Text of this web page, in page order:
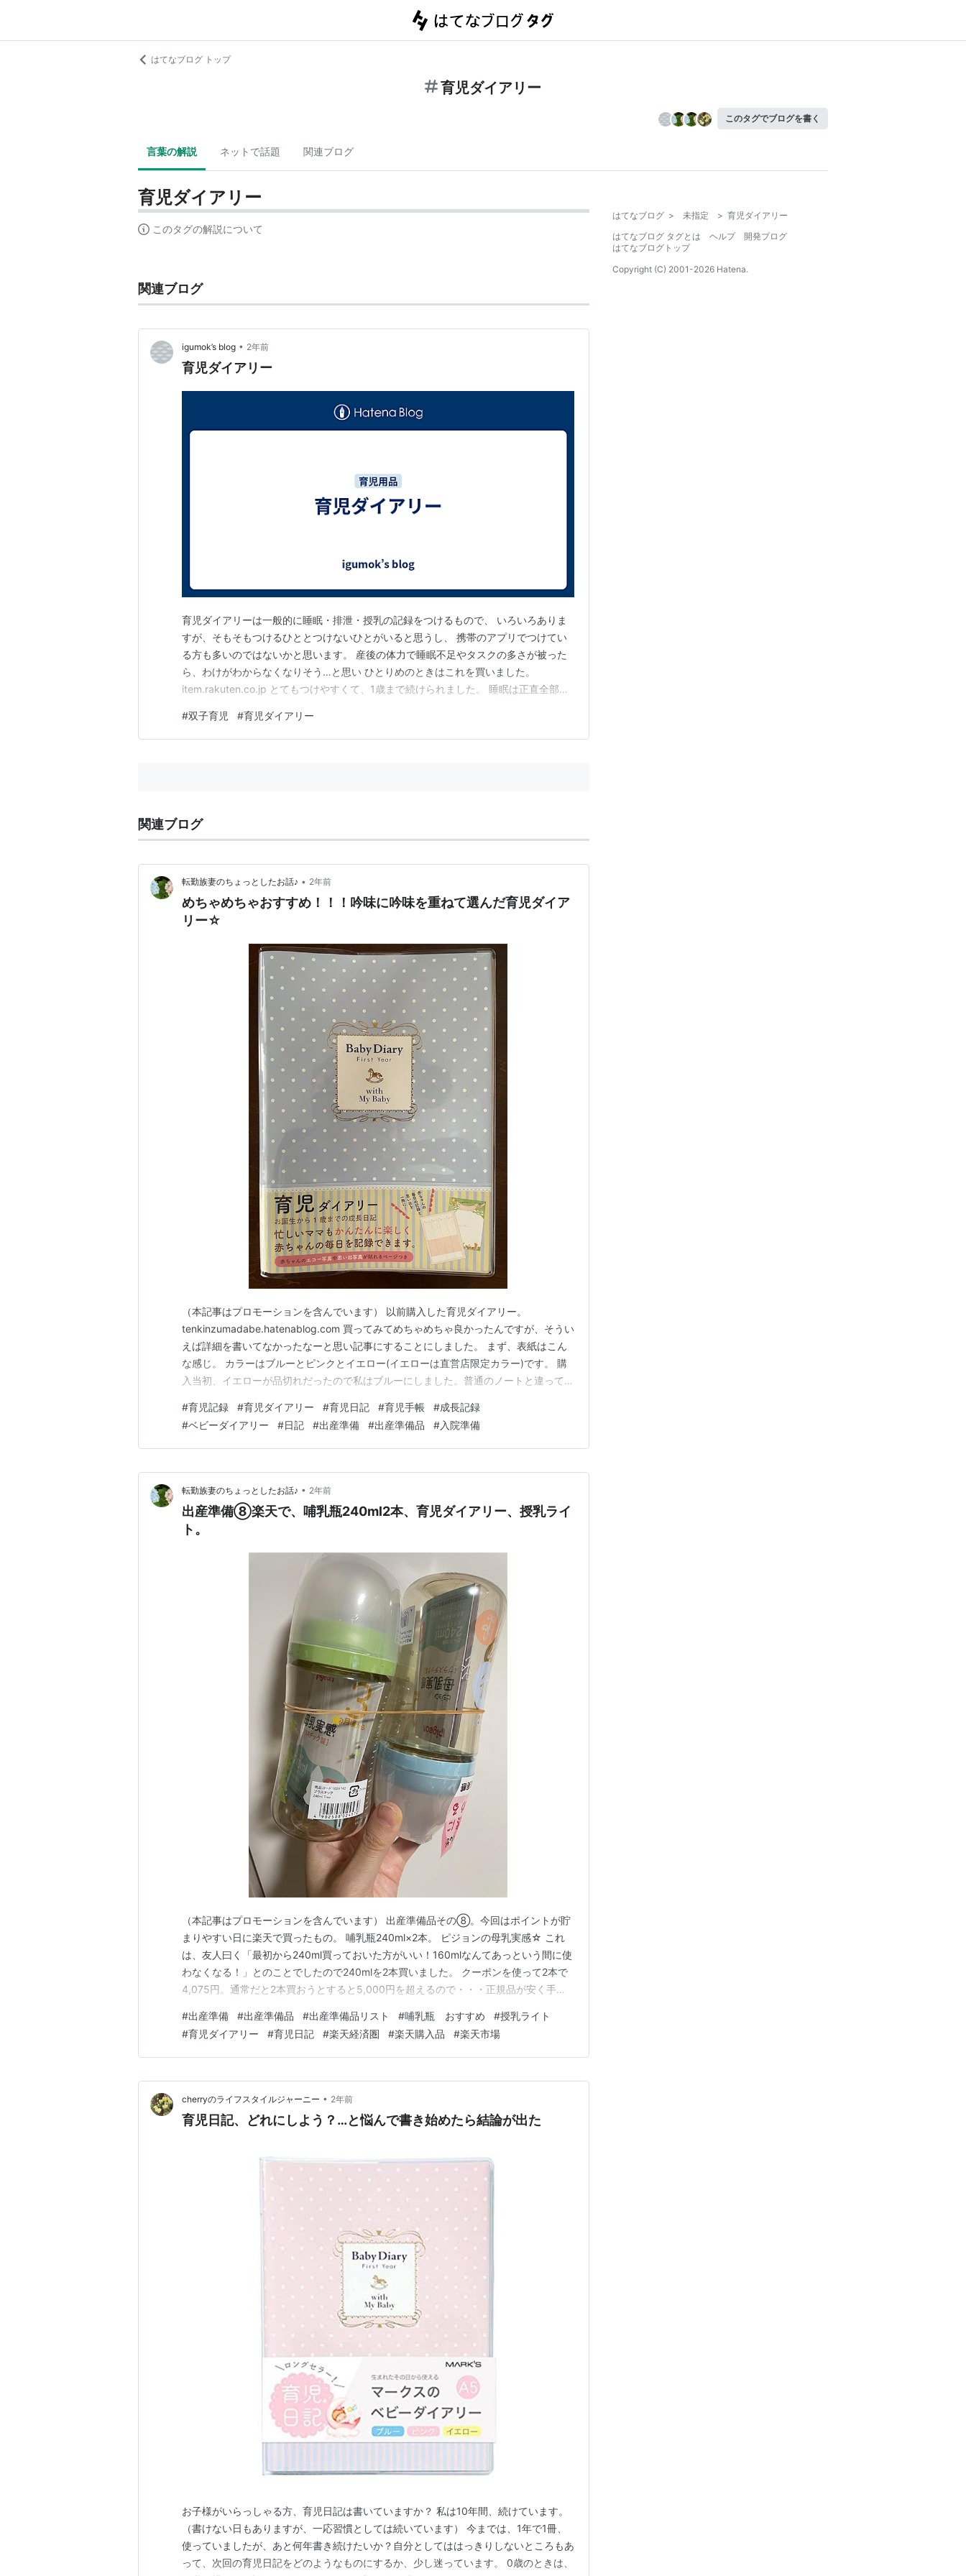
はてなブログ トップ
育児ダイアリー
このタグでブログを書く
言葉の解説 ネットで話題 関連ブログ
育児ダイアリー
このタグの解説について
関連ブログ
igumok’s blog • 2年前
育児ダイアリー
育児ダイアリーは一般的に睡眠・排泄・授乳の記録をつけるもので、 いろいろありま
すが、そもそもつけるひととつけないひとがいると思うし、 携帯のアプリでつけてい
る方も多いのではないかと思います。 産後の体力で睡眠不足やタスクの多さが被った
ら、わけがわからなくなりそう…と思い ひとりめのときはこれを買いました。
item.rakuten.co.jp とてもつけやすくて、1歳まで続けられました。 睡眠は正直全部は
け、という感じになりましたが… 携帯も考えたのですが、いつもテーブルにおいてお
けばぱっと見て目に入り、 夫とも共有し…
#双子育児 #育児ダイアリー
関連ブログ
転勤族妻のちょっとしたお話♪ • 2年前
めちゃめちゃおすすめ！！！吟味に吟味を重ねて選んだ育児ダイア
リー☆
（本記事はプロモーションを含んでいます） 以前購入した育児ダイアリー。
tenkinzumadabe.hatenablog.com 買ってみてめちゃめちゃ良かったんですが、そうい
えば詳細を書いてなかったなーと思い記事にすることにしました。 まず、表紙はこん
な感じ。 カラーはブルーとピンクとイエロー(イエローは直営店限定カラー)です。 購
入当初、イエローが品切れだったので私はブルーにしました。普通のノートと違ってダ
るし、授乳とかの記録も書きやすそうな感じ。 妊娠中の記録も書けます。 私はコピー
をしたエコー写真を貼りまし…
#育児記録 #育児ダイアリー #育児日記 #育児手帳 #成長記録
#ベビーダイアリー #日記 #出産準備 #出産準備品 #入院準備
転勤族妻のちょっとしたお話♪ • 2年前
出産準備⑧楽天で、哺乳瓶240ml2本、育児ダイアリー、授乳ライ
ト。
（本記事はプロモーションを含んでいます） 出産準備品その⑧。今回はポイントが貯
まりやすい日に楽天で買ったもの。 哺乳瓶240ml×2本。 ピジョンの母乳実感☆ これ
は、友人曰く「最初から240ml買っておいた方がいい！160mlなんてあっという間に使
わなくなる！」とのことでしたので240mlを2本買いました。 クーポンを使って2本で
4,075円。通常だと2本買おうとすると5,000円を超えるので・・・正規品が安く手に
ト)【母乳実感】価格: 4675 円楽天で詳細を見る そして、育児ダイアリー。 これは、
すっ…
#出産準備 #出産準備品 #出産準備品リスト #哺乳瓶 おすすめ #授乳ライト
#育児ダイアリー #育児日記 #楽天経済圏 #楽天購入品 #楽天市場
cherryのライフスタイルジャーニー • 2年前
育児日記、どれにしよう？…と悩んで書き始めたら結論が出た
お子様がいらっしゃる方、育児日記は書いていますか？ 私は10年間、続けています。
（書けない日もありますが、一応習慣としては続いています） 今までは、1年で1冊、
使っていましたが、あと何年書き続けたいか？自分としてははっきりしないところもあ
って、次回の育児日記をどのようなものにするか、少し迷っています。 0歳のときは、
はてなブログ > 未指定 > 育児ダイアリー
はてなブログ タグとは
ヘルプ
開発ブログ
はてなブログトップ
Copyright (C) 2001-2026 Hatena.